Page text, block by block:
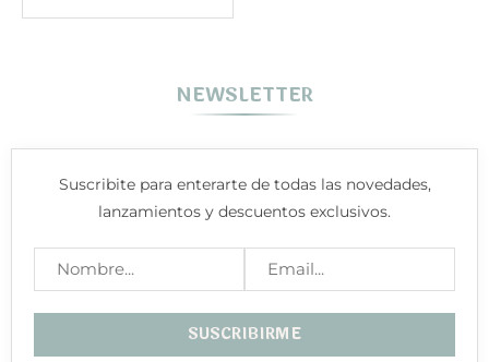
NEWSLETTER
Suscribite para enterarte de todas las novedades,
lanzamientos y descuentos exclusivos.